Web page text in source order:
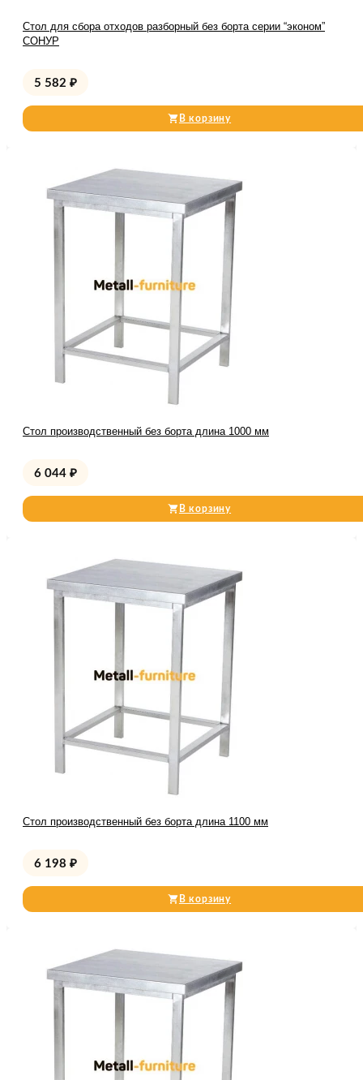
Стол для сбора отходов разборный без борта серии “эконом”
СОНУР
5 582 ₽
В корзину
Стол производственный без борта длина 1000 мм
6 044 ₽
В корзину
Стол производственный без борта длина 1100 мм
6 198 ₽
В корзину